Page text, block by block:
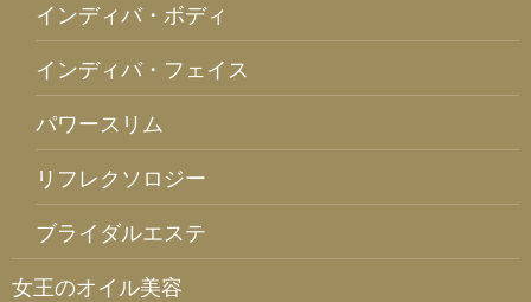
インディバ・ボディ
インディバ・フェイス
パワースリム
リフレクソロジー
ブライダルエステ
女王のオイル美容